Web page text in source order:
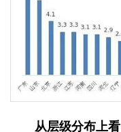
从层级分布上看